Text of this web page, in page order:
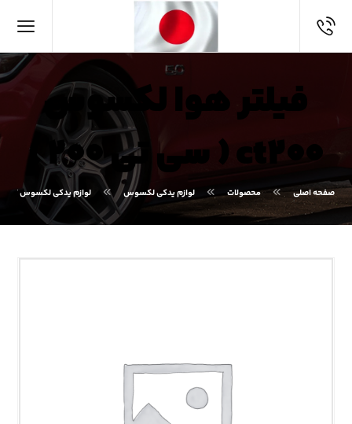
فیلتر هوا لکسوس
ct۲۰۰ ( سی تی ۲۰۰ )
صفحه اصلی محصولات لوازم یدکی لکسوس لوازم یدکی لکسوس CT